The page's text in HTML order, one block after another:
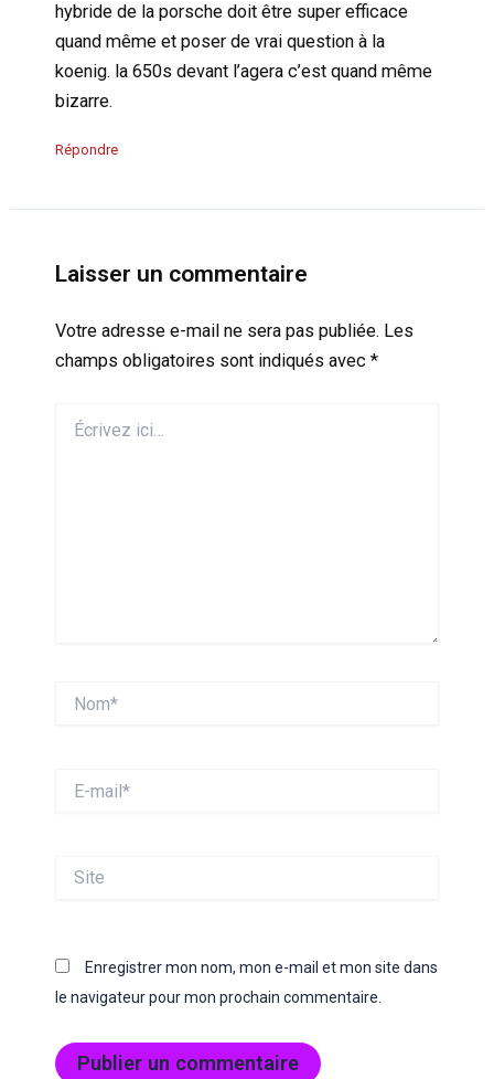
hybride de la porsche doit être super efficace
quand même et poser de vrai question à la
koenig. la 650s devant l’agera c’est quand même
bizarre.
Répondre
Laisser un commentaire
Votre adresse e-mail ne sera pas publiée. Les
champs obligatoires sont indiqués avec *
ici…
mail*
Enregistrer mon nom, mon e-mail et mon site dans
le navigateur pour mon prochain commentaire.